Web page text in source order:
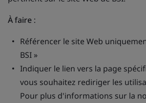
À faire :
Référencer le site Web
BSI »
Indiquer le lien vers la page
vous souhaitez rediriger les
Pour plus d'informations sur la